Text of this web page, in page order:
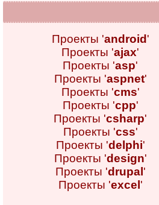
Проекты 'android '
Проекты 'ajax'
Проекты 'asp'
Проекты 'aspnet'
Проекты 'cms'
Проекты 'cpp'
Проекты 'csharp'
Проекты 'css'
Проекты 'delphi'
Проекты 'design'
Проекты 'drupal '
Проекты 'excel '